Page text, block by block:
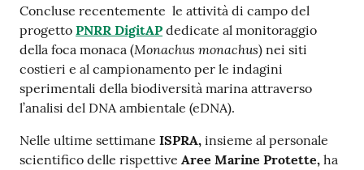
Scrivici
Seguici
Concluse recentemente le attività di campo del
progetto PNRR DigitAP dedicate al monitoraggio
della foca monaca (Monachus monachus) nei siti
costieri e al campionamento per le indagini
sperimentali della biodiversità marina attraverso
l’analisi del DNA ambientale (eDNA).
Nelle ultime settimane ISPRA, insieme al personale
scientifico delle rispettive Aree Marine Protette, ha